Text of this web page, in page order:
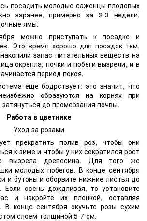
посадить молодые саженцы плодовых
заранее, примерно за 2-3 недели,
ямы.
можно приступать к посадке и
Это время хорошо для посадок тем,
запас питательных веществ на
окрепла, почки и побеги вызрели, и в
период покоя.
еще бодрствует: это значит, что
образуются на корнях при
до промерзания почвы.
Работа в цветнике
Уход за розами
прекратить полив роз, чтобы они
к зиме и чтобы у них сократился рост
вызрела древесина. Для того же
молодых побегов. В конце сентября
и бутоны и оборвите нижние листья до
Если осень дождливая, то установите
и накройте их пленкой, оставляя
конце сентября окучьте розы сухим
слоем толщиной 5-7 см.